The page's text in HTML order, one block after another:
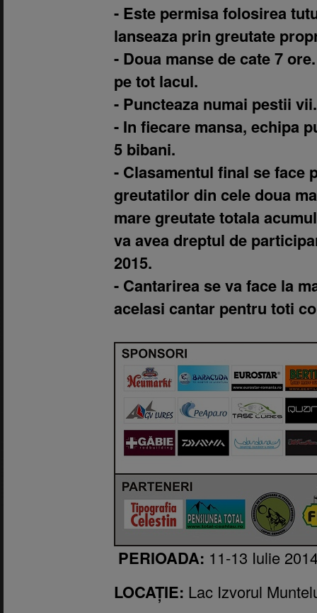
- Este permisa folosirea
lanseaza prin greutate
- Doua manse de cate 7
pe tot lacul.
- Puncteaza numai pestii vii.
- In fiecare mansa, echipa
5 bibani.
- Clasamentul final se face
greutatilor din cele doua
mare greutate totala
va avea dreptul de
2015.
- Cantarirea se va face la
acelasi cantar pentru toti
PERIOADA: 11-13 Iulie
LOCAȚIE: Lac Izvorul